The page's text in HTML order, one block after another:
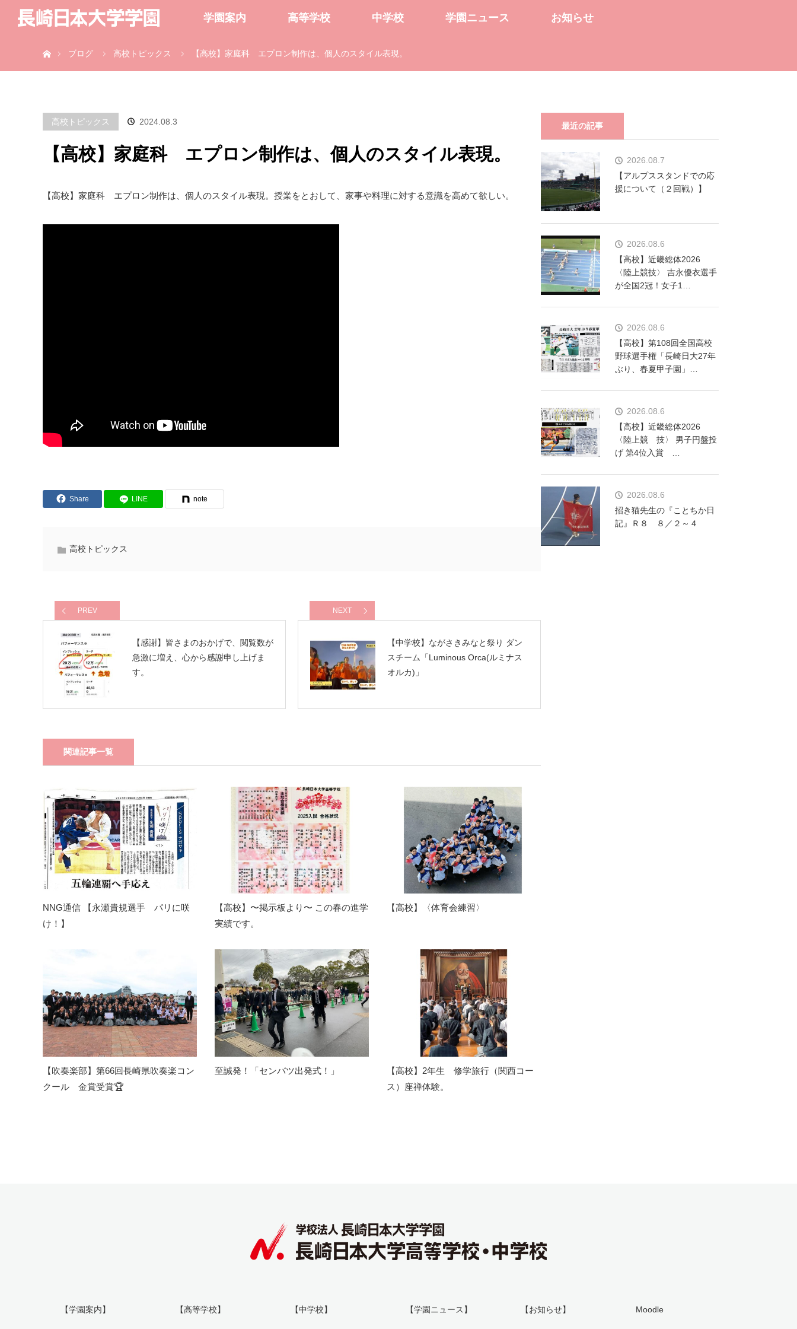
学園案内 高等学校 中学校 学園ニュース お知らせ
ブログ
高校トピックス 【高校】家庭科 エプロン制作は、個人のスタイル表現。
高校トピックス 2024.08.3
【高校】家庭科 エプロン制作は、個人のスタイル表現。
【高校】家庭科 エプロン制作は、個人のスタイル表現。授業をとおして、家事や料理に対する意識を高めて欲しい。
Share LINE note
高校トピックス
PREV
【感謝】皆さまのおかげで、閲覧数が
急激に増え、心から感謝申し上げま
す。
NEXT
【中学校】ながさきみなと祭り ダン
スチーム「Luminous Orca(ルミナス
オルカ)」
関連記事一覧
NNG通信 【永瀬貴規選手 パリに咲
け！】
【高校】〜掲示板より〜 この春の進学
実績です。
【高校】〈体育会練習〉
【吹奏楽部】第66回長崎県吹奏楽コン
クール 金賞受賞🏆
至誠発！「センバツ出発式！」
【高校】2年生 修学旅行（関西コー
ス）座禅体験。
最近の記事
2026.08.7
【アルプススタンドでの応
援について（２回戦）】
2026.08.6
【高校】近畿総体2026
〈陸上競技〉 吉永優衣選手
が全国2冠！女子1…
2026.08.6
【高校】第108回全国高校
野球選手権「長崎日大27年
ぶり、春夏甲子園」…
2026.08.6
【高校】近畿総体2026
〈陸上競 技〉 男子円盤投
げ 第4位入賞 …
2026.08.6
招き猫先生の『ことちか日
記』Ｒ８ ８／２～４
【学園案内】 【高等学校】 【中学校】 【学園ニュース】 【お知らせ】 Moodle